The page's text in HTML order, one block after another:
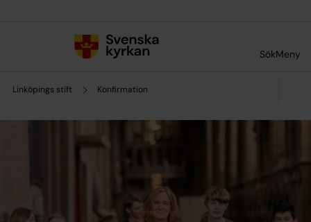
SökMeny
Linköpings stift Konfirmation